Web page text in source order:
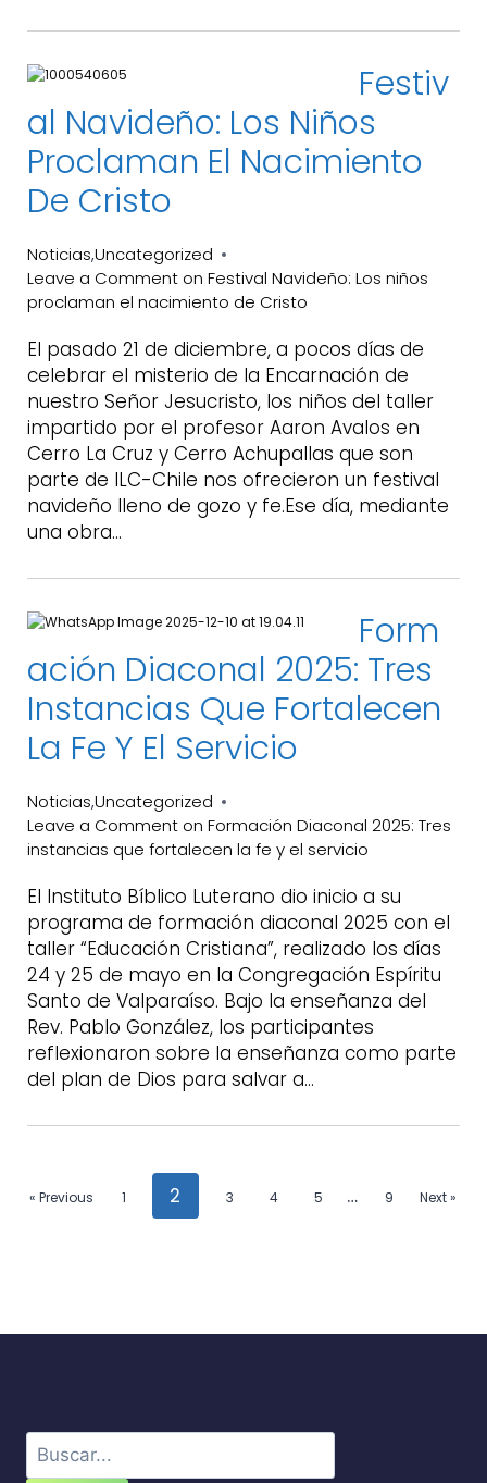
Festiv
Al Navideño: Los Niños
Proclaman El Nacimiento
De Cristo
Noticias,Uncategorized
Leave a Comment on Festival Navideño: Los niños
proclaman el nacimiento de Cristo
El pasado 21 de diciembre, a pocos días de
celebrar el misterio de la Encarnación de
nuestro Señor Jesucristo, los niños del taller
impartido por el profesor Aaron Avalos en
Cerro La Cruz y Cerro Achupallas que son
parte de ILC-Chile nos ofrecieron un festival
navideño lleno de gozo y fe.Ese día, mediante
una obra…
Form
Ación Diaconal 2025: Tres
Instancias Que Fortalecen
La Fe Y El Servicio
Noticias,Uncategorized
Leave a Comment on Formación Diaconal 2025: Tres
instancias que fortalecen la fe y el servicio
El Instituto Bíblico Luterano dio inicio a su
programa de formación diaconal 2025 con el
taller “Educación Cristiana”, realizado los días
24 y 25 de mayo en la Congregación Espíritu
Santo de Valparaíso. Bajo la enseñanza del
Rev. Pablo González, los participantes
reflexionaron sobre la enseñanza como parte
del plan de Dios para salvar a…
« Previous 1 2 3 4 5 … 9 Next »